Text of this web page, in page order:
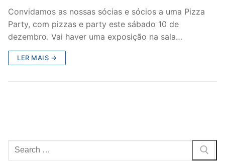
Convidamos as nossas sócias e sócios a uma Pizza
Party, com pizzas e party este sábado 10 de
dezembro. Vai haver uma exposição na sala…
LER MAIS →
Pesquisar
por: